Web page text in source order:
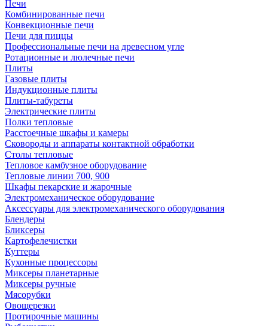
Печи
Комбинированные печи
Конвекционные печи
Печи для пиццы
Профессиональные печи на древесном угле
Ротационные и люлечные печи
Плиты
Газовые плиты
Индукционные плиты
Плиты-табуреты
Электрические плиты
Полки тепловые
Расстоечные шкафы и камеры
Сковороды и аппараты контактной обработки
Столы тепловые
Тепловое камбузное оборудование
Тепловые линии 700, 900
Шкафы пекарские и жарочные
Электромеханическое оборудование
Аксессуары для электромеханического оборудования
Блендеры
Бликсеры
Картофелечистки
Куттеры
Кухонные процессоры
Миксеры планетарные
Миксеры ручные
Мясорубки
Овощерезки
Протирочные машины